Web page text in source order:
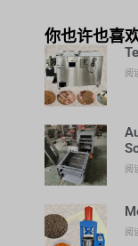
你也许也喜
阅
阅
阅